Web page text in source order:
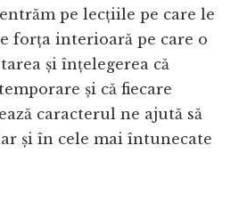
pe lecțiile pe care le
forța interioară pe care o
și înțelegerea că
și că fiecare
caracterul ne ajută să
și în cele mai întunecate